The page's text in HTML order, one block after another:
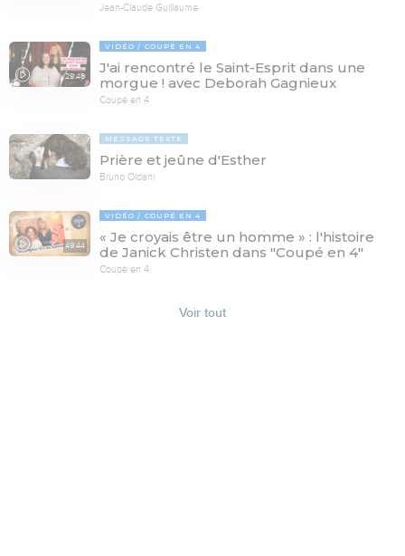
Jean-Claude Guillaume
29:46
VIDÉO COUPÉ EN 4
J'ai rencontré le Saint-Esprit dans une
morgue ! avec Deborah Gagnieux
Coupé en 4
MESSAGE TEXTE
Prière et jeûne d'Esther
Bruno Oldani
49:44
VIDÉO COUPÉ EN 4
« Je croyais être un homme » : l'histoire
de Janick Christen dans "Coupé en 4"
Coupé en 4
Voir tout